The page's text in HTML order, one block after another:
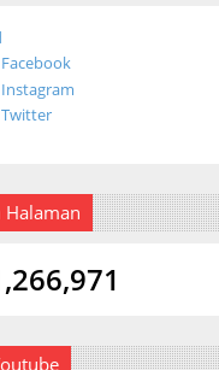
Halaman